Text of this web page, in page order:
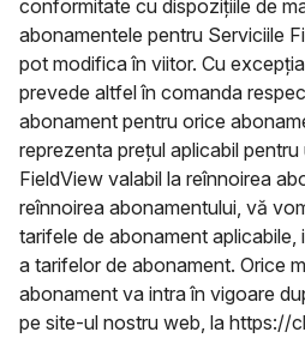
conformitate cu dispozițiile de
abonamentele pentru Serviciile
pot modifica în viitor. Cu
prevede altfel în comanda
abonament pentru orice
reprezenta prețul aplicabil
FieldView valabil la reînnoirea
reînnoirea abonamentului, vă
tarifele de abonament
a tarifelor de abonament. Orice
abonament va intra în vigoare
pe site-ul nostru web, la https://